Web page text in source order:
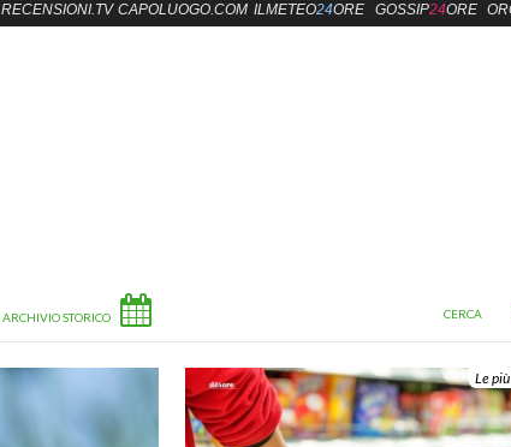
Le
RECENSIONI.TV CAPOLUOGO.COM ILMETEO24ORE GOSSIP24ORE